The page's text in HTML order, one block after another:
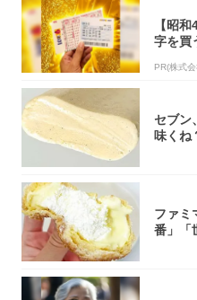
【昭
字を買
PR(株式
セブン
味くね
ファミ
番」「